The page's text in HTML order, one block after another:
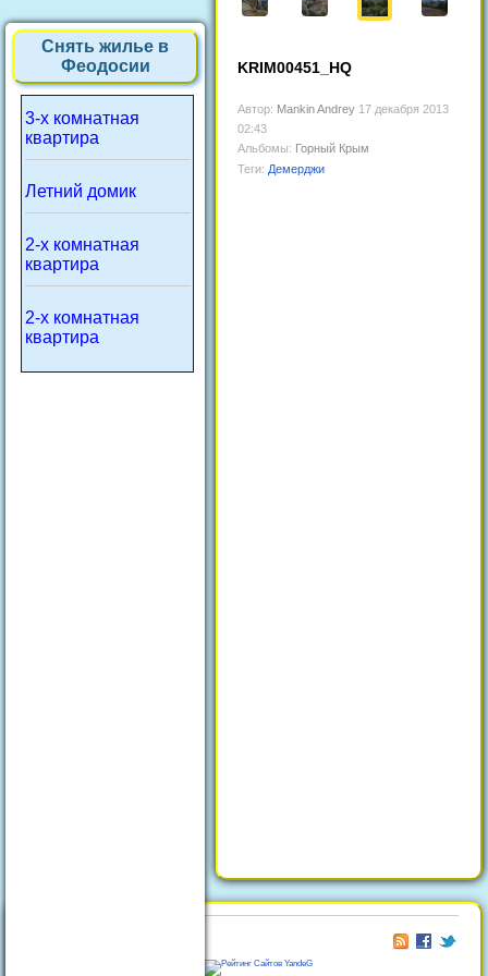
Снять жилье в
Феодосии
3-х комнатная
квартира
Летний домик
2-х комнатная
квартира
2-х комнатная
квартира
KRIM00451_HQ
Автор: Mankin Andrey 17 декабря 2013
02:43
Альбомы: Горный Крым
Теги: Демерджи